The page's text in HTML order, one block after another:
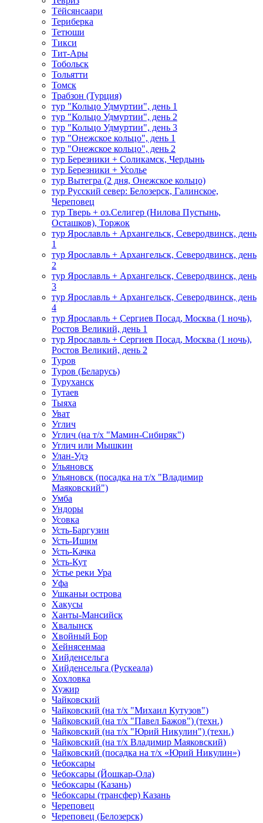
Тёйсянсаари
Териберка
Тетюши
Тикси
Тит-Ары
Тобольск
Тольятти
Томск
Трабзон (Турция)
тур "Кольцо Удмуртии", день 1
тур "Кольцо Удмуртии", день 2
тур "Кольцо Удмуртии", день 3
тур "Онежское кольцо", день 1
тур "Онежское кольцо", день 2
тур Березники + Соликамск, Чердынь
тур Березники + Усолье
тур Вытегра (2 дня, Онежское кольцо)
тур Русский север: Белозерск, Галинское,
Череповец
тур Тверь + оз.Селигер (Нилова Пустынь,
Осташков), Торжок
тур Ярославль + Архангельск, Северодвинск, день
1
тур Ярославль + Архангельск, Северодвинск, день
2
тур Ярославль + Архангельск, Северодвинск, день
3
тур Ярославль + Архангельск, Северодвинск, день
4
тур Ярославль + Сергиев Посад, Москва (1 ночь),
Ростов Великий, день 1
тур Ярославль + Сергиев Посад, Москва (1 ночь),
Ростов Великий, день 2
Туров
Туров (Беларусь)
Туруханск
Тутаев
Тыяха
Уват
Углич
Углич (на т/х "Мамин-Сибиряк")
Углич или Мышкин
Улан-Удэ
Ульяновск
Ульяновск (посадка на т/х "Владимир
Маяковский")
Умба
Ундоры
Усовка
Усть-Баргузин
Усть-Ишим
Усть-Качка
Усть-Кут
Устье реки Ура
Уфа
Ушканьи острова
Хакусы
Ханты-Мансийск
Хвалынск
Хвойный Бор
Хейнясенмаа
Хийденсельга
Хийденсельга (Рускеала)
Хохловка
Хужир
Чайковский
Чайковский (на т/х "Михаил Кутузов")
Чайковский (на т/х "Павел Бажов") (техн.)
Чайковский (на т/х "Юрий Никулин") (техн.)
Чайковский (на т/х Владимир Маяковский)
Чайковский (посадка на т/х «Юрий Никулин»)
Чебоксары
Чебоксары (Йошкар-Ола)
Чебоксары (Казань)
Чебоксары (трансфер) Казань
Череповец
Череповец (Белозерск)